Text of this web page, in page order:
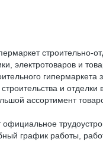
строительно-
электротоваров и
гипермаркета
и
ассортимент
график работы,